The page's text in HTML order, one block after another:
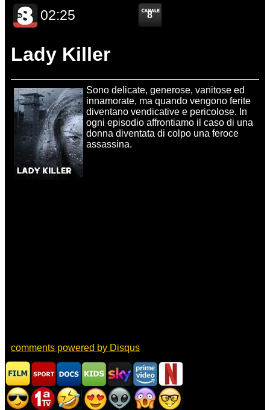
Lady Killer
Sono delicate, generose, vanitose ed
innamorate, ma quando vengono ferite
diventano vendicative e pericolose. In
ogni episodio affrontiamo il caso di una
donna diventata di colpo una feroce
assassina.
comments powered by Disqus